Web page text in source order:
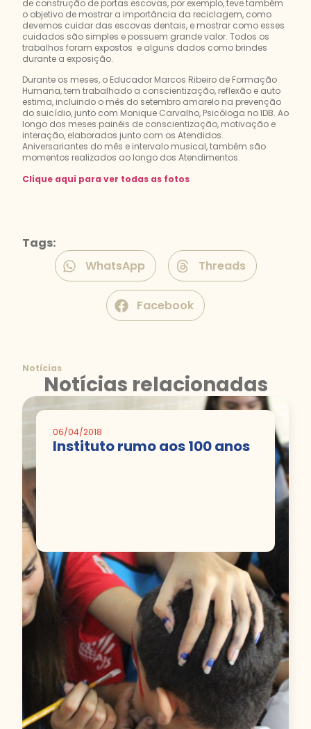
de construção de portas escovas, por exemplo, teve também
o objetivo de mostrar a importância da reciclagem, como
devemos cuidar das escovas dentais, e mostrar como esses
cuidados são simples e possuem grande valor. Todos os
trabalhos foram expostos e alguns dados como brindes
durante a exposição.
Durante os meses, o Educador Marcos Ribeiro de Formação
Humana, tem trabalhado a conscientização, reflexão e auto
estima, incluindo o mês do setembro amarelo na prevenção
do suicídio, junto com Monique Carvalho, Psicóloga no IDB. Ao
longo dos meses painéis de conscientização, motivação e
interação, elaborados junto com os Atendidos.
Aniversariantes do mês e intervalo musical, também são
momentos realizados ao longo dos Atendimentos.
Clique aqui para ver todas as fotos
Tags:
WhatsApp
Threads
Facebook
Notícias
Notícias relacionadas
06/04/2018
Instituto rumo aos 100 anos